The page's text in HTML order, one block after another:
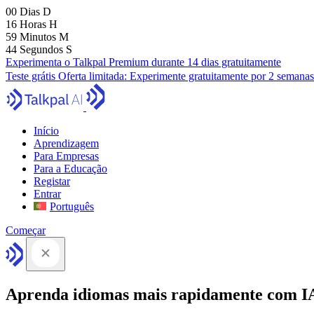
00 Dias D
16 Horas H
59 Minutos M
43 Segundos S
Experimenta o Talkpal Premium durante 14 dias gratuitamente
Teste grátis Oferta limitada: Experimente gratuitamente por 2 semanas
Início
Aprendizagem
Para Empresas
Para a Educação
Registar
Entrar
Português
Começar
Aprenda idiomas mais rapidamente com